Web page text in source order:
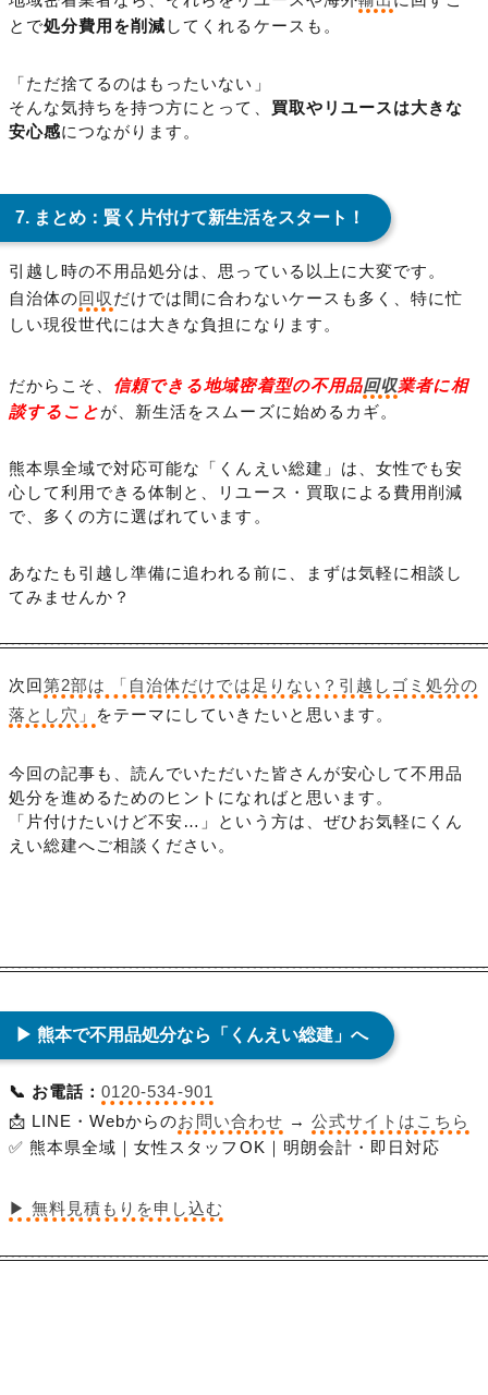
とで処分費用を削減 してくれるケースも。
「ただ捨てるのはもったいない」
そんな気持ちを持つ方にとって、 買取やリユースは大きな
安心感につながります。
7. まとめ：賢く片付けて新生活をスタート！
引越し時の不用品処分は、思っている以上に大変です。
自治体の回収 だけでは間に合わないケースも多く、特に忙
しい現役世代には大きな負担になります。
だからこそ、 信頼できる地域密着型の不用品回収業者に相
談することが、新生活をスムーズに始めるカギ。
熊本県全域で対応可能な「くんえい総建」は、女性でも安
心して利用できる体制と、リユース・買取による費用削減
で、多くの方に選ばれています。
あなたも引越し準備に追われる前に、まずは気軽に相談し
てみませんか？
次回第2部は 「自治体だけでは足りない？引越しゴミ処分の
落とし穴」
をテーマにしていきたいと思います。
今回の記事も、読んでいただいた皆さんが安心して不用品
処分を進めるためのヒントになればと思います。
「片付けたいけど不安…」という方は、ぜひお気軽にくん
えい総建へご相談ください。
▶ 熊本で不用品処分なら「くんえい総建」へ
📞 お電話： 0120-534-901
📩 LINE・Webからのお問い合わせ →公式サイトはこちら
✅ 熊本県全域｜女性スタッフOK｜明朗会計・即日対応
▶ 無料見積もりを申し込む